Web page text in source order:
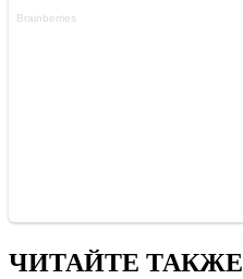
ЧИТАЙТЕ ТАКЖЕ